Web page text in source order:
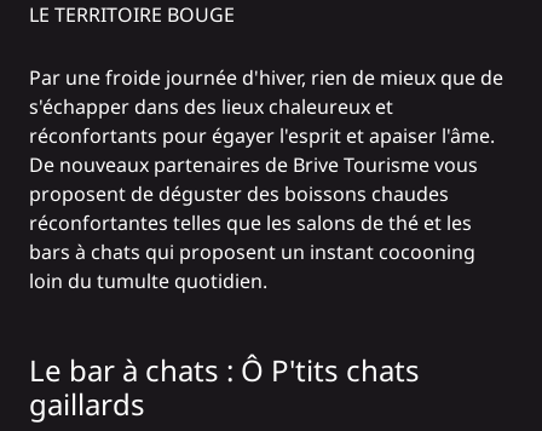
LE TERRITOIRE BOUGE
Par une froide journée d'hiver, rien de mieux que de
s'échapper dans des lieux chaleureux et
réconfortants pour égayer l'esprit et apaiser l'âme.
De nouveaux partenaires de Brive Tourisme vous
proposent de déguster des boissons chaudes
réconfortantes telles que les salons de thé et les
bars à chats qui proposent un instant cocooning
loin du tumulte quotidien.
Le bar à chats : Ô P'tits chats
gaillards